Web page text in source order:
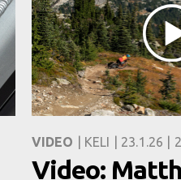
VIDEO | KELI | 23.1.26 | 2
Video: